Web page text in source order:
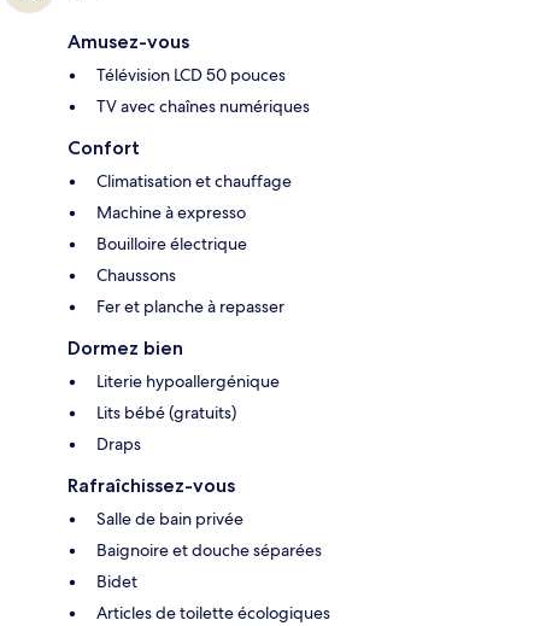
Amusez-vous
Télévision LCD 50 pouces
TV avec chaînes numériques
Confort
Climatisation et chauffage
Machine à expresso
Bouilloire électrique
Chaussons
Fer et planche à repasser
Dormez bien
Literie hypoallergénique
Lits bébé (gratuits)
Draps
Rafraîchissez-vous
Salle de bain privée
Baignoire et douche séparées
Bidet
Articles de toilette écologiques